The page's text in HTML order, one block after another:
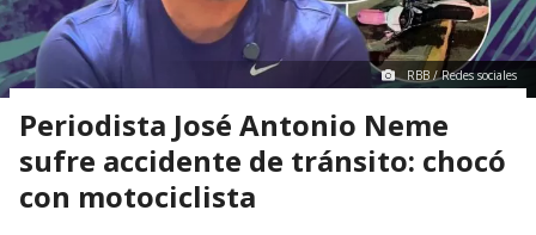
con motociclista
Valentina Espinoza Poblete
Viernes 07 Agosto, 2026 | 23:56